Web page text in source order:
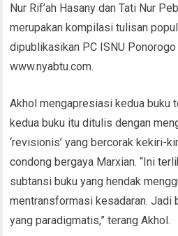
Nur Rif’ah Hasany dan Tati Nur
merupakan kompilasi tulisan
dipublikasikan PC ISNU
www.nyabtu.com.
Akhol mengapresiasi kedua buku
kedua buku itu ditulis dengan
‘revisionis’ yang bercorak kekiri-
condong bergaya Marxian. “Ini
subtansi buku yang hendak
mentransformasi kesadaran. Jadi
yang paradigmatis,” terang Akhol.